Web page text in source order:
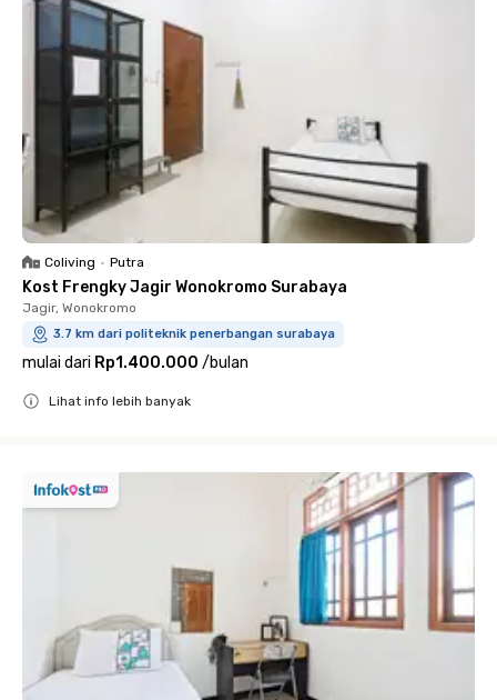
Coliving • Putra
Kost Frengky Jagir Wonokromo Surabaya
Jagir, Wonokromo
3.7 km dari politeknik penerbangan surabaya
mulai dari Rp1.400.000 /bulan
Lihat info lebih banyak